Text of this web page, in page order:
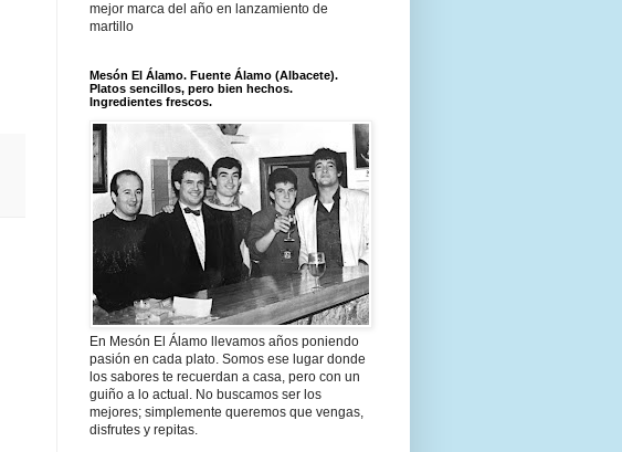
mejor marca del año en lanzamiento de
martillo
Mesón El Álamo. Fuente Álamo (Albacete).
Platos sencillos, pero bien hechos.
Ingredientes frescos.
En Mesón El Álamo llevamos años poniendo
pasión en cada plato. Somos ese lugar donde
los sabores te recuerdan a casa, pero con un
guiño a lo actual. No buscamos ser los
mejores; simplemente queremos que vengas,
disfrutes y repitas.